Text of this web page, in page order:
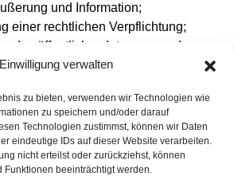
Einwilligung verwalten
zu bieten, verwenden wir Technologien wie
zu speichern und/oder darauf
Technologien zustimmst, können wir Daten
eindeutige IDs auf dieser Website verarbeiten.
nicht erteilst oder zurückziehst, können
Funktionen beeinträchtigt werden.
und Information;
einer rechtlichen Verpflichtung;
des öffentlichen Interesses oder
Ausübung oder Verteidigung
das Recht, die Einschränkung
Ihrer personenbezogenen Daten zu
der Daten von Ihnen bestritten wird;